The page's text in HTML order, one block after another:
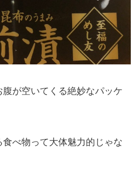
が空いてくる絶妙なパッケ
べ物って大体魅力的じゃな